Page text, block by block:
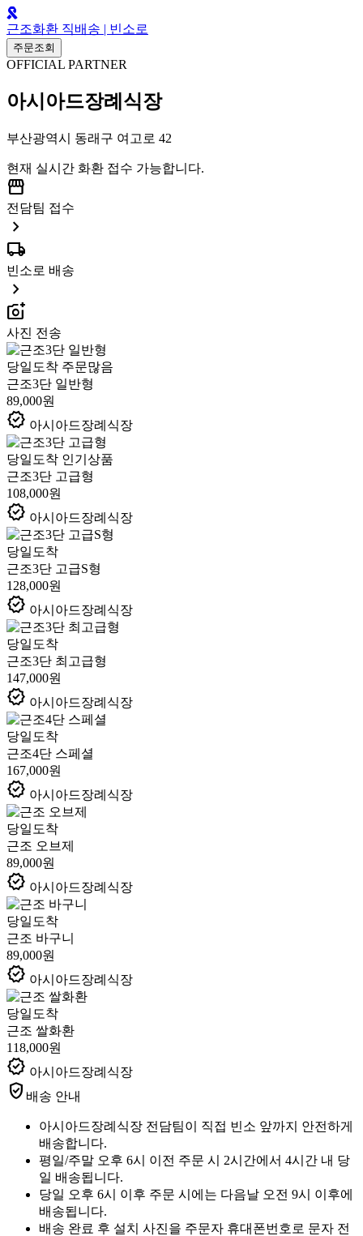
근조화환 직배송 | 빈소로
주문조회
OFFICIAL PARTNER
아시아드장례식장
부산광역시 동래구 여고로 42
현재 실시간 화환 접수 가능합니다.
storefront
전담팀 접수
chevron_right
local_shipping
빈소로 배송
chevron_right
add_a_photo
사진 전송
당일도착 주문많음
근조3단 일반형
89,000원
verified 아시아드장례식장
당일도착 인기상품
근조3단 고급형
108,000원
verified 아시아드장례식장
당일도착
근조3단 고급S형
128,000원
verified 아시아드장례식장
당일도착
근조3단 최고급형
147,000원
verified 아시아드장례식장
당일도착
근조4단 스페셜
167,000원
verified 아시아드장례식장
당일도착
근조 오브제
89,000원
verified 아시아드장례식장
당일도착
근조 바구니
89,000원
verified 아시아드장례식장
당일도착
근조 쌀화환
118,000원
verified 아시아드장례식장
verified_user 배송 안내
아시아드장례식장 전담팀이 직접 빈소 앞까지 안전하게
배송합니다.
평일/주말 오후 6시 이전 주문 시 2시간에서 4시간 내 당
일 배송됩니다.
당일 오후 6시 이후 주문 시에는 다음날 오전 9시 이후에
배송됩니다.
배송 완료 후 설치 사진을 주문자 휴대폰번호로 문자 전